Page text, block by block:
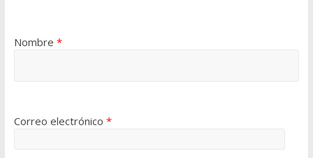
Nombre *
Correo electrónico *